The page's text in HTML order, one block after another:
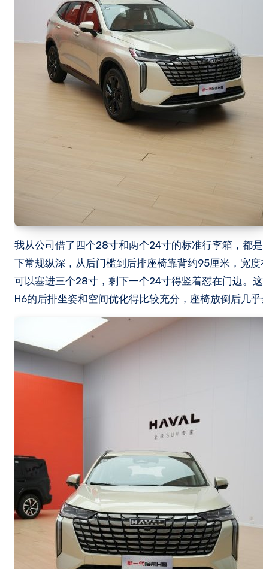
我从公司借了四个28寸和两个24寸的标准行李箱，都
下常规纵深，从后门槛到后排座椅靠背约95厘米，宽
可以塞进三个28寸，剩下一个24寸得竖着怼在门边。
H6的后排坐姿和空间优化得比较充分，座椅放倒后几